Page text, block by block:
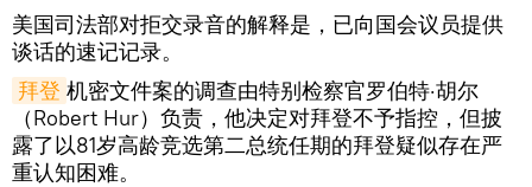
美国司法部对拒交录音的解释是，已向国会议员提供
谈话的速记记录。
拜登 机密文件案的调查由特别检察官罗伯特·胡尔
（Robert Hur）负责，他决定对拜登不予指控，但披
露了以81岁高龄竞选第二总统任期的拜登疑似存在严
重认知困难。